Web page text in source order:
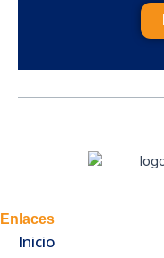
Enlaces
Inicio